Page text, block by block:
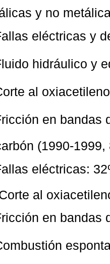
y no
eléctricas y
hidráulico y
al
en bandas
(1990-
eléctricas:
al
en bandas